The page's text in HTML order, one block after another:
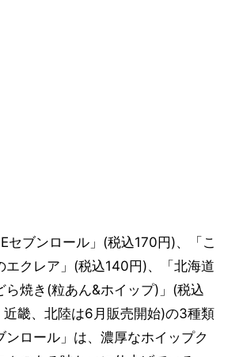
セブンロール」(税込170円)、「こ
エクレア」(税込140円)、「北海道
ら焼き(粒あん&ホイップ)」(税込
畿、北陸は6月販売開始)の3種類
ンロール」は、濃厚なホイップク